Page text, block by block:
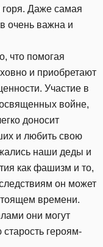
горя. Даже самая
очень важна и
что помогая
и приобретают
Участие в
войне,
доносит
и любить свою
наши деды и
как фашизм и то,
он может
времени.
они могут
героям-